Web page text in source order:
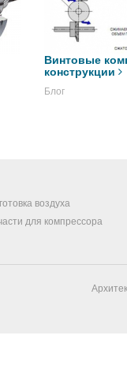
Винтовые
конструкции
Блог
воздуха
для компрессора